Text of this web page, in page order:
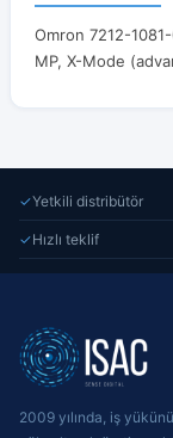
Omron 7212-
MP, X-Mode
✓Yetkili distribütör
✓Hızlı teklif
2009 yılında, iş